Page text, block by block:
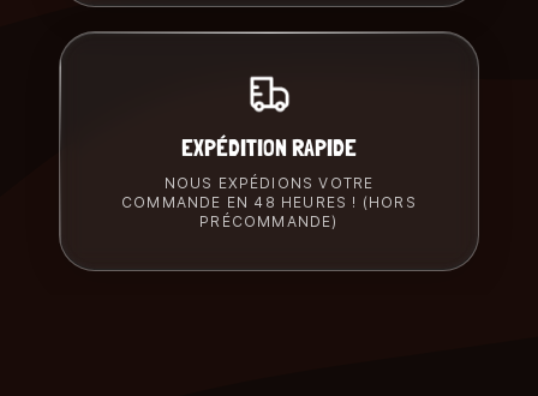
EXPÉDITION RAPIDE
NOUS EXPÉDIONS VOTRE
COMMANDE EN 48 HEURES ! (HORS
PRÉCOMMANDE)